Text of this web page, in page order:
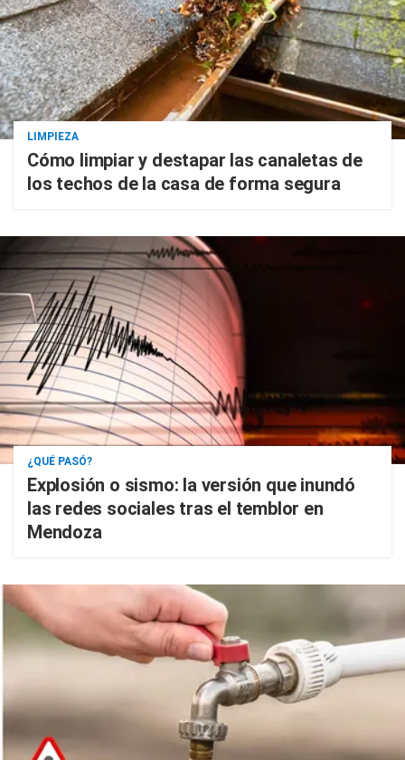
LIMPIEZA
Cómo limpiar y destapar las canaletas de
los techos de la casa de forma segura
¿QUÉ PASÓ?
Explosión o sismo: la versión que inundó
las redes sociales tras el temblor en
Mendoza